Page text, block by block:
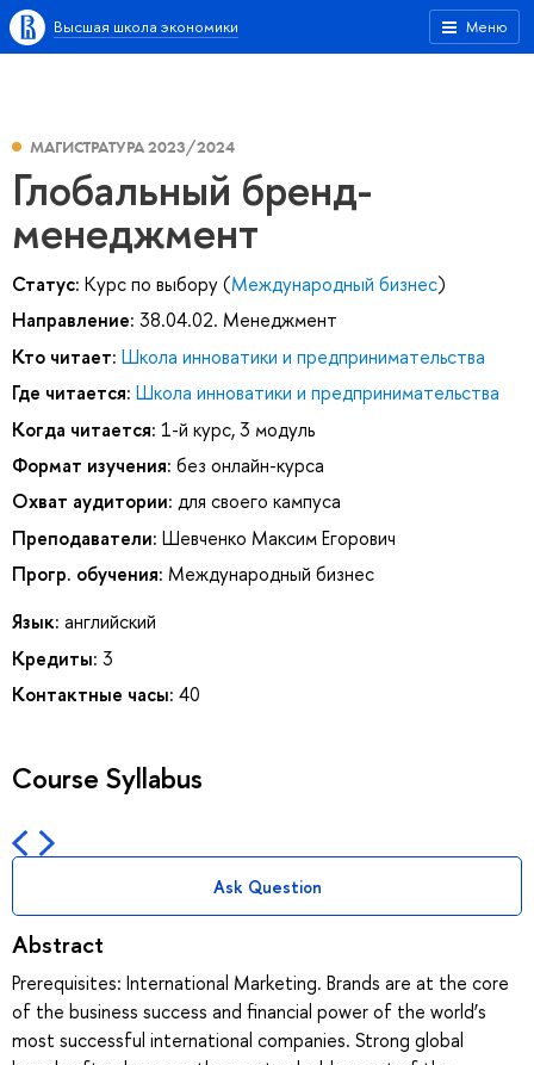
Меню
Высшая школа экономики
МАГИСТРАТУРА 2023/2024
Глобальный бренд-
менеджмент
Статус: Курс по выбору (Международный бизнес)
Направление: 38.04.02. Менеджмент
Кто читает: Школа инноватики и предпринимательства
Где читается: Школа инноватики и предпринимательства
Когда читается: 1-й курс, 3 модуль
Формат изучения: без онлайн-курса
Охват аудитории: для своего кампуса
Преподаватели: Шевченко Максим Егорович
Прогр. обучения: Международный бизнес
Язык: английский
Кредиты: 3
Контактные часы: 40
Course Syllabus
Ask Question
Abstract
Prerequisites: International Marketing. Brands are at the core
of the business success and financial power of the world’s
most successful international companies. Strong global